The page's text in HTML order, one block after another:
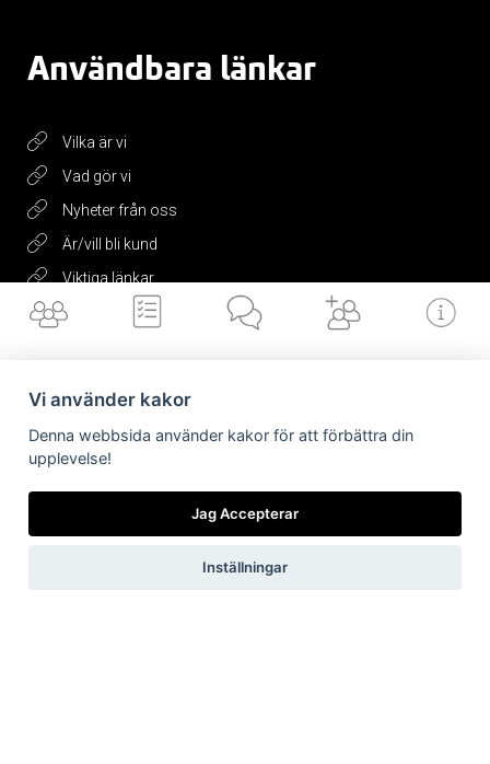
Användbara länkar
Vilka är vi
Vad gör vi
Nyheter från oss
Är/vill bli kund
Viktiga länkar
Integritetspolicy
Få vårtnyhetsbrev
Jag accepterar vilkoren
Vilka är vi
Vi använder kakor
Denna webbsida använder kakor för att förbättra din
upplevelse!
Jag Accepterar
Inställningar